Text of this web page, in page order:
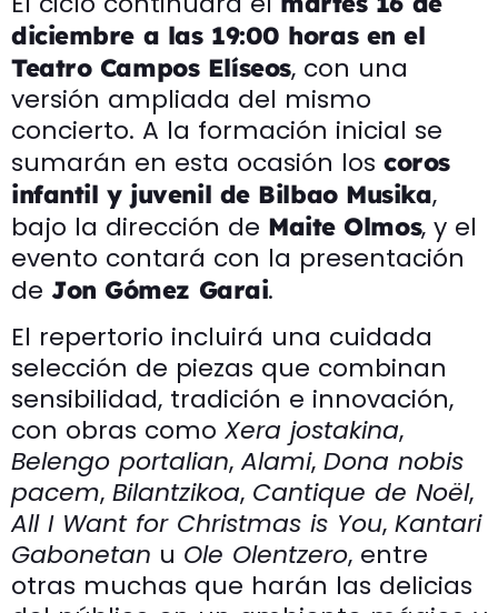
diciembre a las 19:00 horas en el
Teatro Campos Elíseos, con una
versión ampliada del mismo
concierto. A la formación inicial se
sumarán en esta ocasión los coros
infantil y juvenil de Bilbao Musika,
bajo la dirección de Maite Olmos, y el
evento contará con la presentación
de Jon Gómez Garai.
El repertorio incluirá una cuidada
selección de piezas que combinan
sensibilidad, tradición e innovación,
con obras como Xera jostakina,
Belengo portalian,Alami, Dona nobis
pacem, Bilantzikoa, Cantique de Noël,
All I Want for Christmas is You, Kantari
Gabonetan u Ole Olentzero, entre
otras muchas que harán las delicias